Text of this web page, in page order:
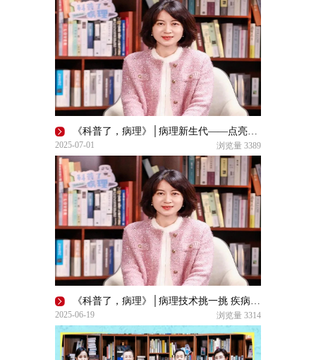
《科普了，病理》│病理新生代——点亮高光、传承匠心
2025-07-01 浏览量 3389
《科普了，病理》│病理技术挑一挑 疾病诊断没烦恼 选择依据全知晓！
2025-06-19 浏览量 3314